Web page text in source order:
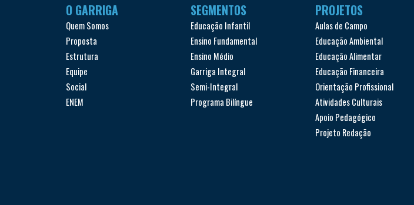
O GARRIGA
Quem Somos
Proposta
Estrutura
Equipe
Social
ENEM
SEGMENTOS
Educação Infantil
Ensino Fundamental
Ensino Médio
Garriga Integral
Semi-Integral
Programa Bilíngue
PROJETOS
Aulas de Campo
Educação Ambiental
Educação Alimentar
Educação Financeira
Orientação Profissional
Atividades Culturais
Apoio Pedagógico
Projeto Redação